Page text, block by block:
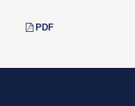
PDF